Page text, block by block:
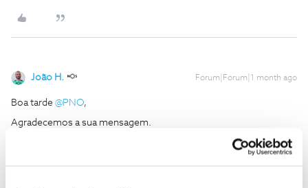
João H. Forum|Forum|1 month ago
Boa tarde ​ @PNO,
Agradecemos a sua mensagem.
Por favor, partilhe connosco mais detalhes para que possamos